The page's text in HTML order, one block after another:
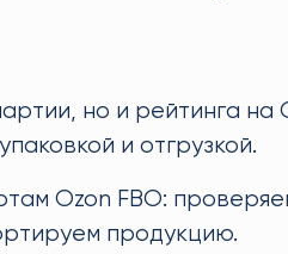
но и рейтинга на
и отгрузкой.
Ozon FBO:
продукцию.